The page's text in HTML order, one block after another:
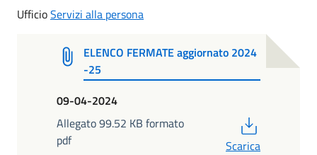
UfficioServizi alla persona
ELENCO FERMATE aggiornato 2024
-25
09-04-2024
Allegato 99.52 KB formato
pdf
Scarica